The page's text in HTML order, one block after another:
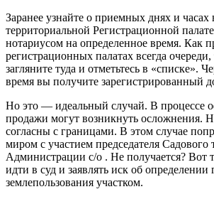
Заранее узнайте о приемных днях и часах
территориальной Регистрационной
нотариусом на определенное время. Как
регистрационных палатах всегда очереди,
загляните туда и отметьтесь в «списке».
время вы получите зарегистрированный
Но это — идеальный случай. В процессе
продажи могут возникнуть осложнения.
согласны с границами. В этом случае
миром с участием председателя Садового
Администрации с/о . Не получается? Вот
идти в суд и заявлять иск об определении
землепользования участком.